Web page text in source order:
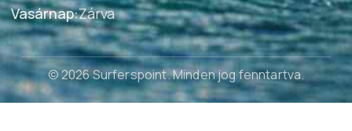
Vasárnap:Zárva
© 2026 Surferspoint. Minden jog fenntartva.